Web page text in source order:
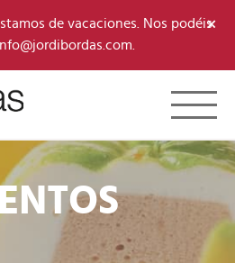
de vacaciones. Nos podéis×
Toggle